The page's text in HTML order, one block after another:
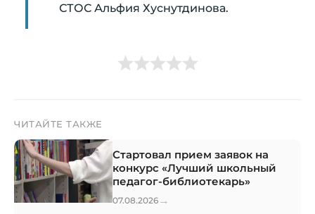
СТОС Альфия Хуснутдинова.
ЧИТАЙТЕ ТАКЖЕ
Стартовал прием заявок на
конкурс «Лучший школьный
педагог-библиотекарь»
07.08.2026 →